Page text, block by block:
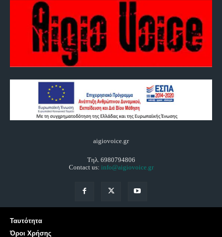
aigiovoice.gr
Τηλ. 6980794806
Contact us: info@aigiovoice.gr
Ταυτότητα
Όροι Χρήσης